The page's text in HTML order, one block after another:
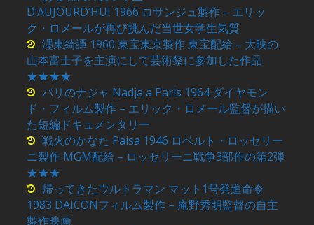
D’AUJOURD’HUI 1966 ロサンジュ製作 – エリッ
ク・ロメールが再び挑んだ当世女学生気質
濹東綺譚 1960 東宝東京製作 東宝配給 – 大映の
山本富士子を主演にして芸術祭に参加した作品
★★★★
パリのナジャ Nadja a Paris 1964 ダイヤモン
ド・フィルム製作 – エリック・ロメール監督が描い
た短編ドキュメンタリー
戦火のかなた Paisa 1946 ロベルト・ロッセリー
ニ製作 MGM配給 – ロッセリーニ戦争3部作の第2弾
★★★
帰ってきたウルトラマン マット1号発進命令
1983 DAICONフィルム製作 – 庵野秀明監督の自主
製作映画